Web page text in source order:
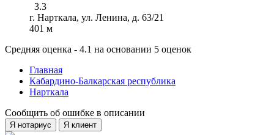
3.3
г. Нарткала, ул. Ленина, д. 63/21
401 м
Средняя оценка - 4.1 на основании 5 оценок
Главная
Кабардино-Балкарская республика
Нарткала
Сообщить об ошибке в описании
Я нотариус Я клиент